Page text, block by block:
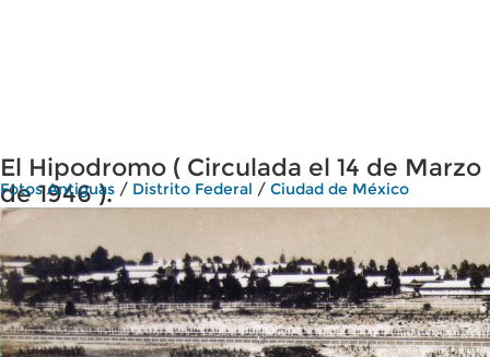
El Hipodromo ( Circulada el 14 de Marzo
de 1946 ).
Fotos Antiguas / Distrito Federal / Ciudad de México